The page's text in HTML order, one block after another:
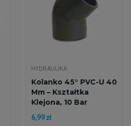
HYDRAULIKA
Kolanko 45° PVC-U 40
Mm – Kształtka
Klejona, 10 Bar
6,99 zł